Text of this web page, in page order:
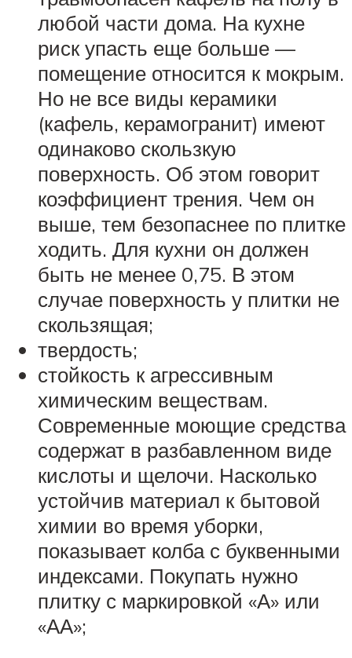
любой части дома. На кухне
риск упасть еще больше —
помещение относится к мокрым.
Но не все виды керамики
(кафель, керамогранит) имеют
одинаково скользкую
поверхность. Об этом говорит
коэффициент трения. Чем он
выше, тем безопаснее по плитке
ходить. Для кухни он должен
быть не менее 0,75. В этом
случае поверхность у плитки не
скользящая;
твердость;
стойкость к агрессивным
химическим веществам.
Современные моющие средства
содержат в разбавленном виде
кислоты и щелочи. Насколько
устойчив материал к бытовой
химии во время уборки,
показывает колба с буквенными
индексами. Покупать нужно
плитку с маркировкой «А» или
«АА»;